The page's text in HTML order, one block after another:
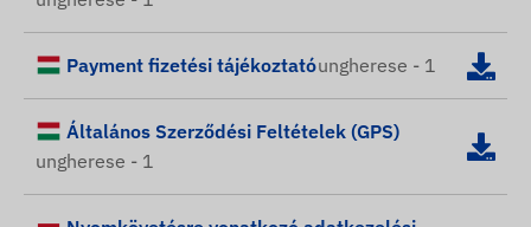
Payment fizetési tájékoztatóungherese - 1
Általános Szerződési Feltételek (GPS)
ungherese - 1